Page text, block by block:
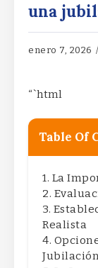
una
enero 7, 2026
“`html
Table Of
La
Realista
Jubilación